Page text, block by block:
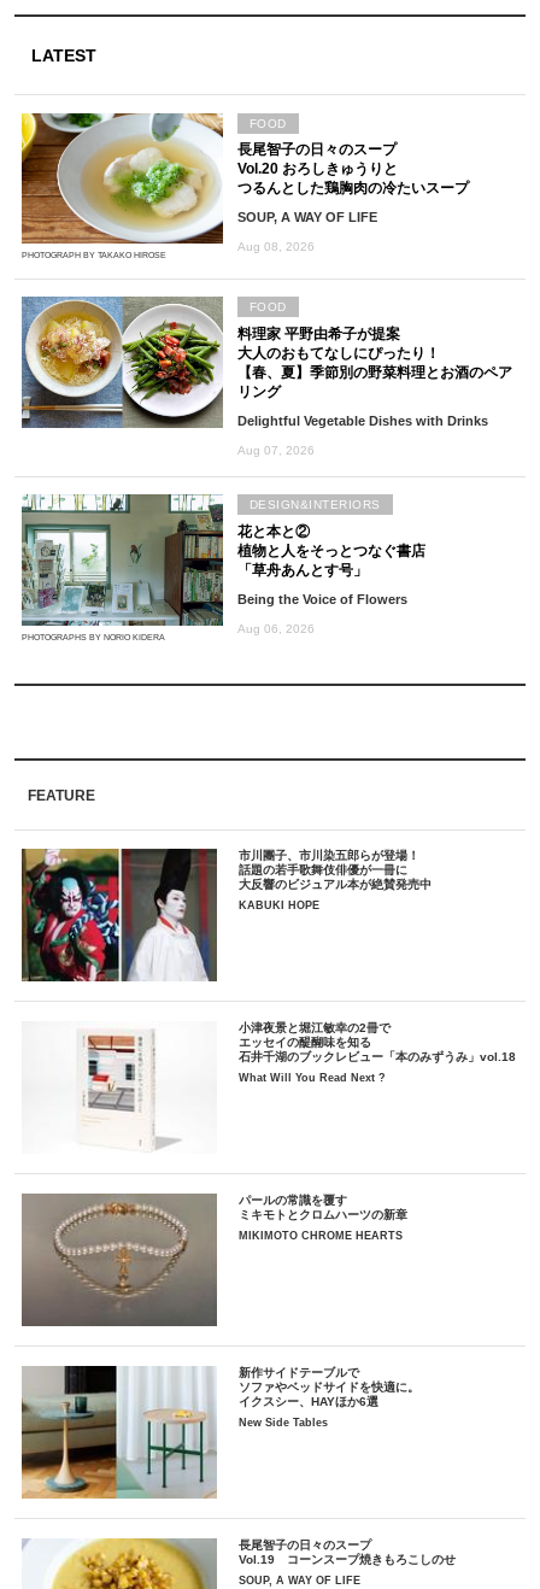
LATEST
PHOTOGRAPH BY TAKAKO HIROSE
長尾智子の日々のスープ
Vol.20 おろしきゅうりと
つるんとした鶏胸肉の冷たいスープ
SOUP, A WAY OF LIFE
Aug 08, 2026
FOOD
料理家 平野由希子が提案
大人のおもてなしにぴったり！
【春、夏】季節別の野菜料理とお酒のペア
リング
Delightful Vegetable Dishes with Drinks
Aug 07, 2026
FOOD
PHOTOGRAPHS BY NORIO KIDERA
花と本と②
植物と人をそっとつなぐ書店
「草舟あんとす号」
Being the Voice of Flowers
Aug 06, 2026
DESIGN&INTERIORS
FEATURE
市川團子、市川染五郎らが登場！
話題の若手歌舞伎俳優が一冊に
大反響のビジュアル本が絶賛発売中
KABUKI HOPE
小津夜景と堀江敏幸の2冊で
エッセイの醍醐味を知る
石井千湖のブックレビュー「本のみずうみ」vol.18
What Will You Read Next ?
パールの常識を覆す
ミキモトとクロムハーツの新章
MIKIMOTO CHROME HEARTS
新作サイドテーブルで
ソファやベッドサイドを快適に。
イクスシー、HAYほか6選
New Side Tables
長尾智子の日々のスープ
Vol.19 コーンスープ焼きもろこしのせ
SOUP, A WAY OF LIFE